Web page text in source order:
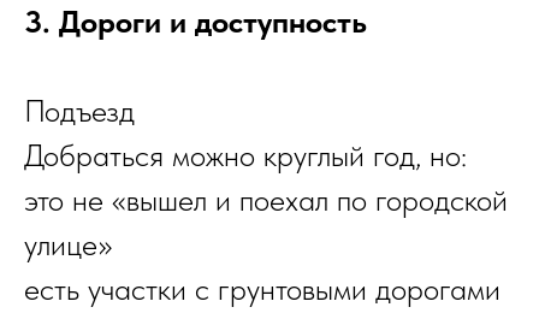
3. Дороги и доступность
Подъезд
Добраться можно круглый год, но:
это не «вышел и поехал по городской
улице»
есть участки с грунтовыми дорогами